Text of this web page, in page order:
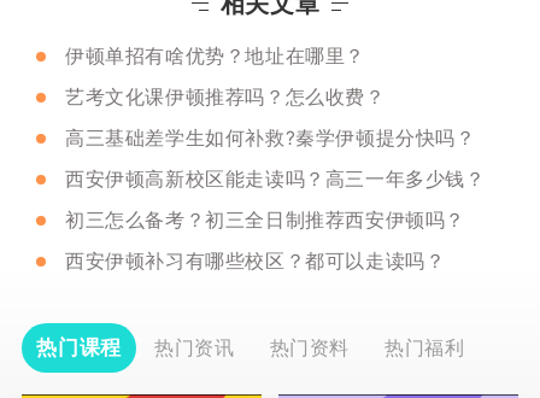
伊顿单招有啥优势？地址在哪里？
艺考文化课伊顿推荐吗？怎么收费？
高三基础差学生如何补救?秦学伊顿提分快吗？
西安伊顿高新校区能走读吗？高三一年多少钱？
初三怎么备考？初三全日制推荐西安伊顿吗？
西安伊顿补习有哪些校区？都可以走读吗？
热门课程 热门资讯 热门资料 热门福利